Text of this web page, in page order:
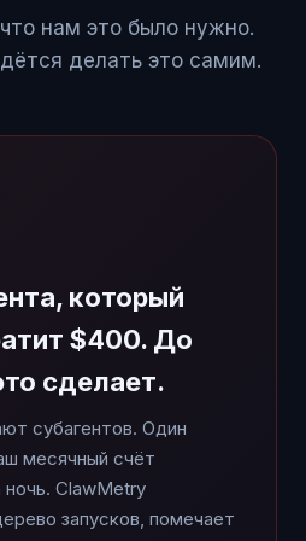
нам это было нужно.
делать это самим.
который
$400. До
сделает.
субагентов. Один
месячный счёт
ClawMetry
запусков, помечает